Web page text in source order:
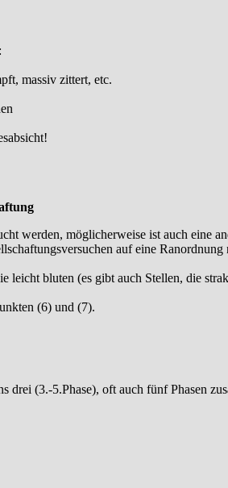
massiv zittert, etc.
werden, möglicherweise ist auch eine
auf eine
leicht bluten (es gibt auch Stellen, die
(6) und (7).
drei (3.-5.Phase), oft auch fünf Phasen